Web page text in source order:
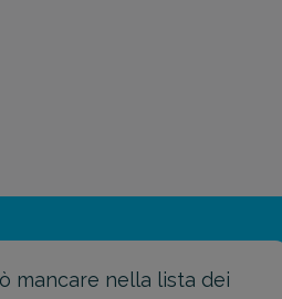
mancare nella lista dei